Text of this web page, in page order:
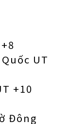
UT
+10
Đông